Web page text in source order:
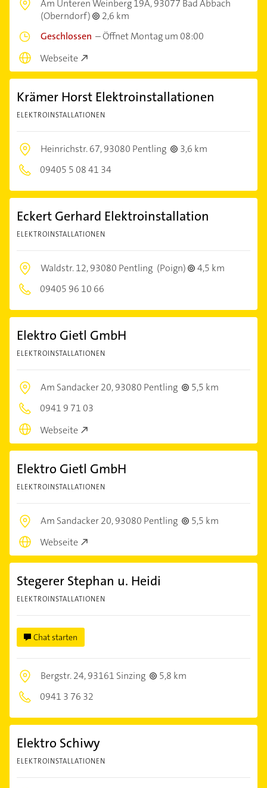
Am Unteren Weinberg 19A,93077 Bad Abbach
(Oberndorf)
2,6 km
Geschlossen –Öffnet Montag um 08:00
Webseite
Krämer Horst Elektroinstallationen
ELEKTROINSTALLATIONEN
Heinrichstr. 67,93080 Pentling
3,6 km
09405 5 08 41 34
Eckert Gerhard Elektroinstallation
ELEKTROINSTALLATIONEN
Waldstr. 12,93080 Pentling (Poign)
4,5 km
09405 96 10 66
Elektro Gietl GmbH
ELEKTROINSTALLATIONEN
Am Sandacker 20,93080 Pentling
5,5 km
0941 9 71 03
Webseite
Elektro Gietl GmbH
ELEKTROINSTALLATIONEN
Am Sandacker 20,93080 Pentling
5,5 km
Webseite
Stegerer Stephan u. Heidi
ELEKTROINSTALLATIONEN
Chat starten
Bergstr. 24,93161 Sinzing
5,8 km
0941 3 76 32
Elektro Schiwy
ELEKTROINSTALLATIONEN